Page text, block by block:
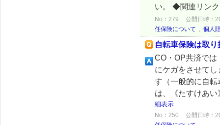
い。 ◆関連リン
No：279
公開日時：
任保険について , 個人
自転車保険は取
CO・OP共済では
にケガをさせて
す（一般的に自
は、《たすけあ
細表示
No：250
公開日時：